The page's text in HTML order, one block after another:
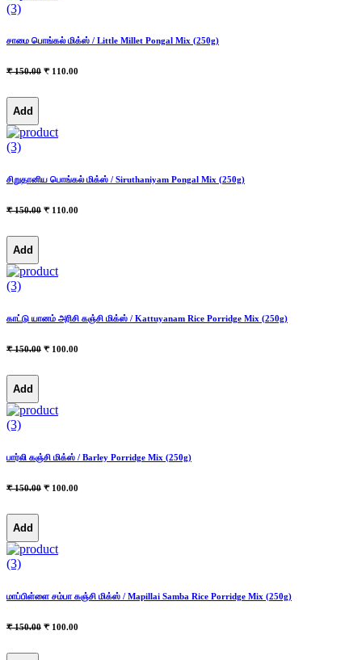
(3)
சாமை பொங்கல் மிக்ஸ் / Little Millet Pongal Mix (250g)
₹ 150.00 ₹ 110.00
Add
(3)
சிறுதானிய பொங்கல் மிக்ஸ் / Siruthaniyam Pongal Mix (250g)
₹ 150.00 ₹ 110.00
Add
(3)
காட்டு யானம் அரிசி கஞ்சி மிக்ஸ் / Kattuyanam Rice Porridge Mix (250g)
₹ 150.00 ₹ 100.00
Add
(3)
பார்லி கஞ்சி மிக்ஸ் / Barley Porridge Mix (250g)
₹ 150.00 ₹ 100.00
Add
(3)
மாப்பிள்ளை சம்பா கஞ்சி மிக்ஸ் / Mapillai Samba Rice Porridge Mix (250g)
₹ 150.00 ₹ 100.00